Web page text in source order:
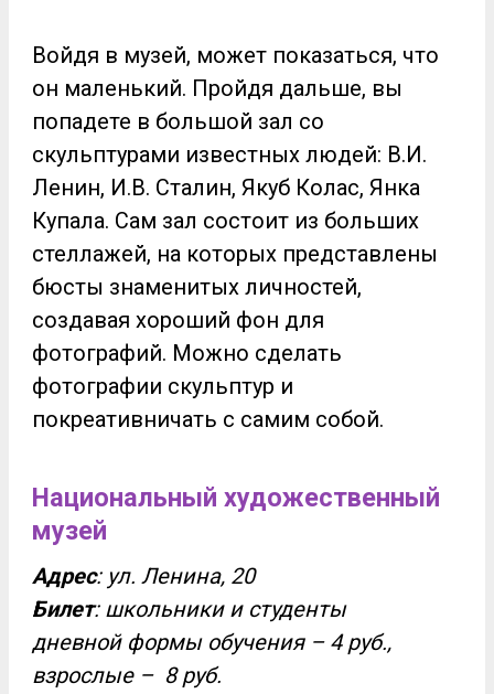
Войдя в музей, может показаться, что
он маленький. Пройдя дальше, вы
попадете в большой зал со
скульптурами известных людей: В.И.
Ленин, И.В. Сталин, Якуб Колас, Янка
Купала. Сам зал состоит из больших
стеллажей, на которых представлены
бюсты знаменитых личностей,
создавая хороший фон для
фотографий. Можно сделать
фотографии скульптур и
покреативничать с самим собой.
Национальный художественный
музей
Адрес: ул. Ленина, 20
Билет: школьники и студенты
дневной формы обучения – 4 руб.,
взрослые – 8 руб.